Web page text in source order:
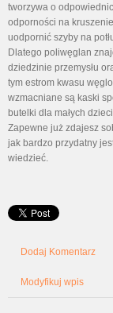
tworzywa o
odporności na
uodpornić szyby na
Dlatego poliwęglan
dziedzinie przemysłu
tym estrom kwasu
wzmacniane są kaski
butelki dla małych
Zapewne już zdajesz
jak bardzo przydatny
wiedzieć.
Dodaj Komentarz
Modyfikuj wpis